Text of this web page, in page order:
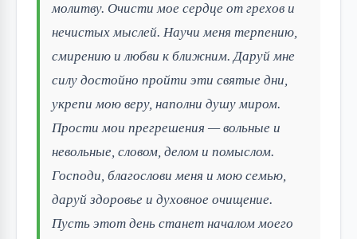
молитву. Очисти мое сердце от грехов и
нечистых мыслей. Научи меня терпению,
смирению и любви к ближним. Даруй мне
силу достойно пройти эти святые дни,
укрепи мою веру, наполни душу миром.
Прости мои прегрешения — вольные и
невольные, словом, делом и помыслом.
Господи, благослови меня и мою семью,
даруй здоровье и духовное очищение.
Пусть этот день станет началом моего